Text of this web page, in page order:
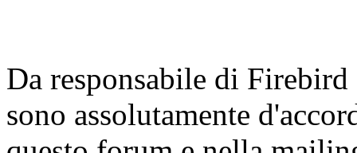
Da responsabile di
sono assolutamente